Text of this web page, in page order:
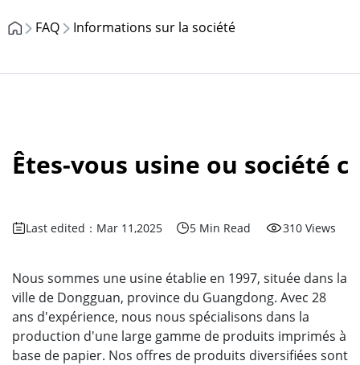
FAQ Informations sur la société
Êtes-vous usine ou société
Last edited：Mar 11,2025 5 Min Read 310 Views
Nous sommes une usine établie en 1997, située dans la
ville de Dongguan, province du Guangdong. Avec 28
ans d'expérience, nous nous spécialisons dans la
production d'une large gamme de produits imprimés à
base de papier. Nos offres de produits diversifiées sont